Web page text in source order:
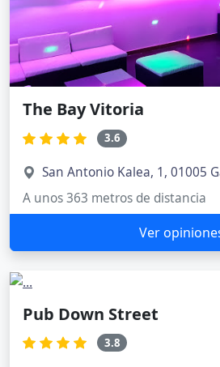
The Bay Vitoria
3.6
San Antonio Kalea, 1, 01005
A unos 363 metros de distancia
Ver
Pub Down Street
3.8